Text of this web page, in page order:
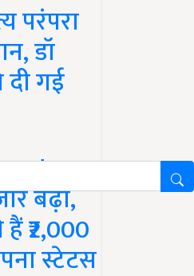
परंपरा
डॉ
दी गई
बढ़ा,
₹2,000
स्टेटस